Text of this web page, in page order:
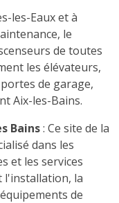
les-Eaux et à
le
de toutes
les élévateurs,
de garage,
Aix-les-Bains.
Bains: Ce site de la
dans les
et les services
l'installation, la
de